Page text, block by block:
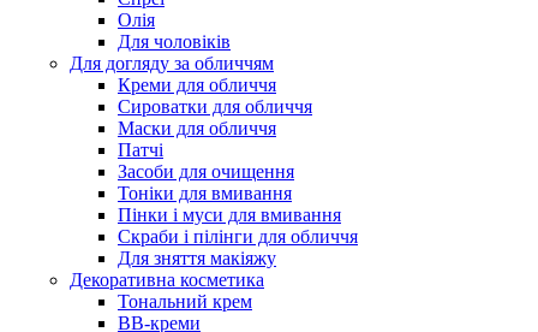
Олія
Для чоловіків
Для догляду за обличчям
Креми для обличчя
Сироватки для обличчя
Маски для обличчя
Патчі
Засоби для очищення
Тоніки для вмивання
Пінки і муси для вмивання
Скраби і пілінги для обличчя
Для зняття макіяжу
Декоративна косметика
Тональний крем
BB-креми